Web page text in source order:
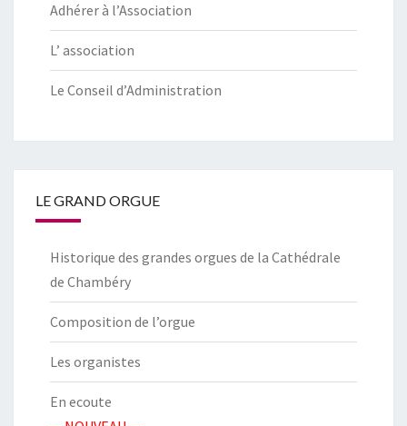
Adhérer à l’Association
L’ association
Le Conseil d’Administration
LE GRAND ORGUE
Historique des grandes orgues de la Cathédrale
de Chambéry
Composition de l’orgue
Les organistes
En ecoute